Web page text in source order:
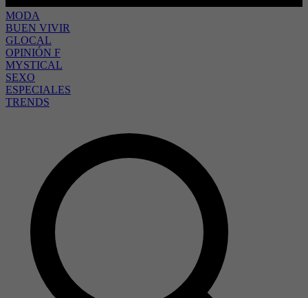
MODA
BUEN VIVIR
GLOCAL
OPINIÓN F
MYSTICAL
SEXO
ESPECIALES
TRENDS